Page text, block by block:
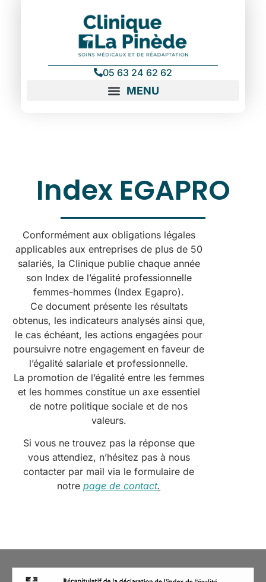
05 63 24 62 62
Index EGAPRO
Conformément aux obligations légales
applicables aux entreprises de plus de 50
salariés, la Clinique publie chaque année
son Index de l’égalité professionnelle
femmes-hommes (Index Egapro).
Ce document présente les résultats
obtenus, les indicateurs analysés ainsi que,
le cas échéant, les actions engagées pour
poursuivre notre engagement en faveur de
l’égalité salariale et professionnelle.
La promotion de l’égalité entre les femmes
et les hommes constitue un axe essentiel
de notre politique sociale et de nos
valeurs.
Si vous ne trouvez pas la réponse que
vous attendiez, n’hésitez pas à nous
contacter par mail via le formulaire de
notrepage de contact.